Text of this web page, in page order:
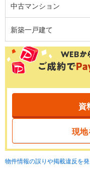
中古マンション
新築一戸建て
資
現
物件情報の誤りや掲載違反を